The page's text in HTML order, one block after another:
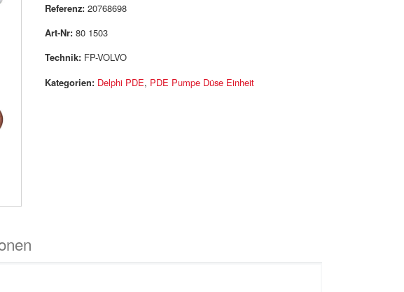
Referenz: 20768698
Art-Nr: 80 1503
Technik: FP-VOLVO
Kategorien: Delphi PDE, PDE Pumpe Düse Einheit